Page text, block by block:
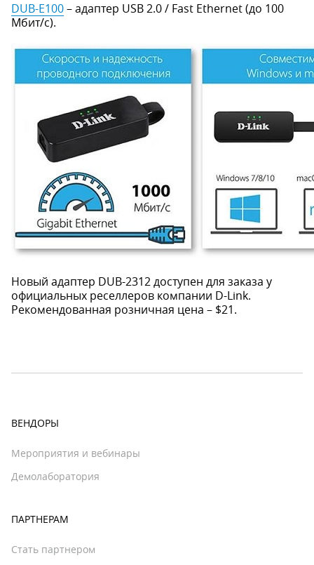
DUB-E100– адаптер USB 2.0 / Fast Ethernet (до 100
Мбит/с).
Новый адаптер DUB-2312 доступен для заказа у
официальных реселлеров компании D-Link.
Рекомендованная розничная цена – $21.
ВЕНДОРЫ
Мероприятия и вебинары
Демолаборатория
ПАРТНЕРАМ
Стать партнером